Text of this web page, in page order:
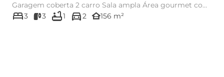
Garagem coberta 2 carro Sala ampla Área gourmet com
Cozinha Lav...
bed3 3 bathtub1 directions_car2 other_houses156 m²